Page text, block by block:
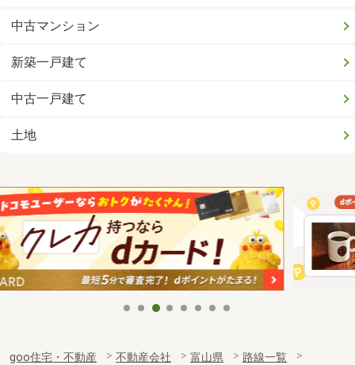
中古マンション
新築一戸建て
中古一戸建て
土地
goo住宅・不動産 不動産会社 富山県
路線一覧